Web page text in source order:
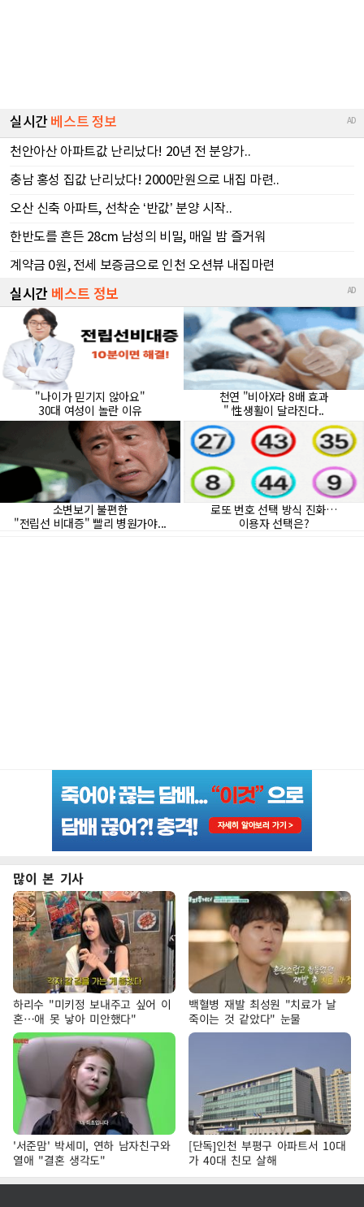
많이 본 기사
하리수 "미키정 보내주고 싶어 이
혼…애 못 낳아 미안했다"
백혈병 재발 최성원 "치료가 날
죽이는 것 같았다" 눈물
'서준맘' 박세미, 연하 남자친구와
열애 "결혼 생각도"
[단독]인천 부평구 아파트서 10대
가 40대 친모 살해